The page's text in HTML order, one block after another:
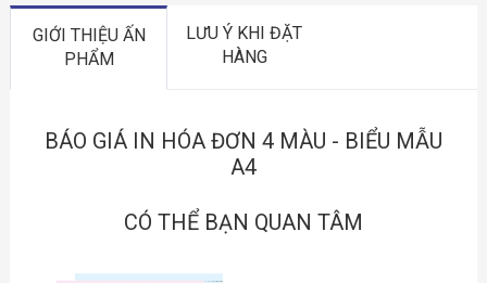
GIỚI THIỆU ẤN
PHẨM
LƯU Ý KHI ĐẶT
HÀNG
BÁO GIÁ IN HÓA ĐƠN 4 MÀU - BIỂU MẪU
A4
CÓ THỂ BẠN QUAN TÂM